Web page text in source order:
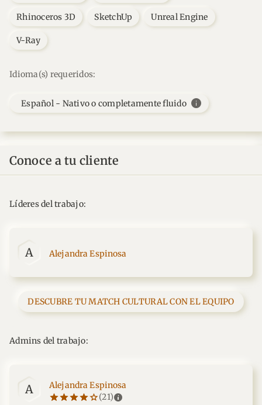
Rhinoceros 3D SketchUp Unreal Engine
V-Ray
Idioma(s) requeridos:
Español - Nativo o completamente fluido info
Conoce a tu cliente
Líderes del trabajo:
A Alejandra Espinosa
DESCUBRE TU MATCH CULTURAL CON EL EQUIPO
Admins del trabajo:
A Alejandra Espinosa
star_borderstar_borderstar_borderstar_borderstar_border
starstarstarstarstar(21)info